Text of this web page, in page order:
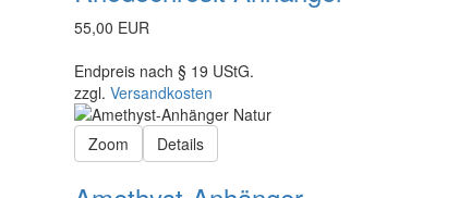
55,00 EUR
Endpreis nach § 19 UStG.
zzgl. Versandkosten
Zoom Details